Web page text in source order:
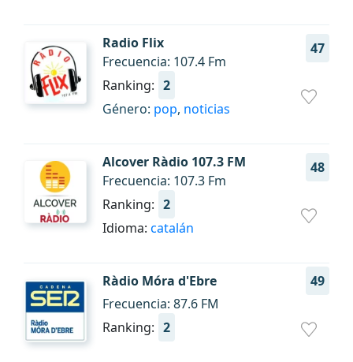
Radio Flix 47
Frecuencia: 107.4 Fm
Ranking: 2
Género: pop, noticias
Alcover Ràdio 107.3 FM 48
Frecuencia: 107.3 Fm
Ranking: 2
Idioma: catalán
Ràdio Móra d'Ebre
49
Frecuencia: 87.6 FM
Ranking: 2